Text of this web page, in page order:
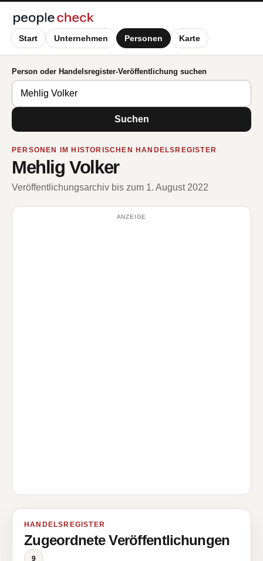
Start Unternehmen Personen Karte
Person oder Handelsregister-Veröffentlichung suchen
Suchen
PERSONEN IM HISTORISCHEN HANDELSREGISTER
Mehlig Volker
Veröffentlichungsarchiv bis zum 1. August 2022
ANZEIGE
HANDELSREGISTER
Zugeordnete Veröffentlichungen
9